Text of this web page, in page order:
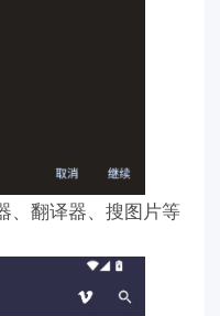
、翻译器、搜图片等